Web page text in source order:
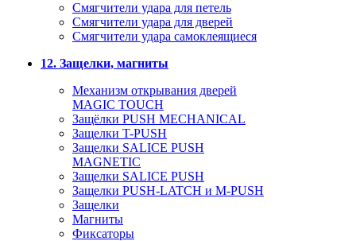
Смягчители удара для петель
Смягчители удара для дверей
Cмягчители удара самоклеящиеся
12. Защелки, магниты
Механизм открывания дверей
MAGIC TOUCH
Защёлки PUSH MECHANICAL
Защелки T-PUSH
Защелки SALICE PUSH
MAGNETIC
Защелки SALICE PUSH
Защелки PUSH-LATCH и M-PUSH
Защелки
Магниты
Фиксаторы